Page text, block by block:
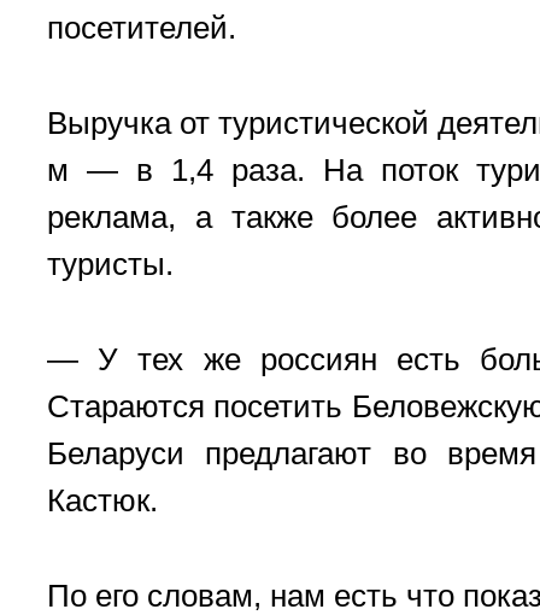
посетителей.
Выручка от туристической
м — в 1,4 раза. На поток
реклама, а также более
туристы.
— У тех же россиян есть
Стараются посетить
Беларуси предлагают во
Кастюк.
По его словам, нам есть что